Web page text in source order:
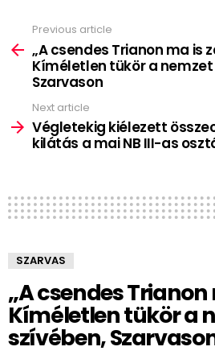
more
Previous article
„A csendes Trianon ma is
Kíméletlen tükör a
Szarvason
Next article
Végletekig kiélezett
kilátás a mai NB III-as
SZARVAS
„A csendes Trianon
Kíméletlen tükör a
szívében,